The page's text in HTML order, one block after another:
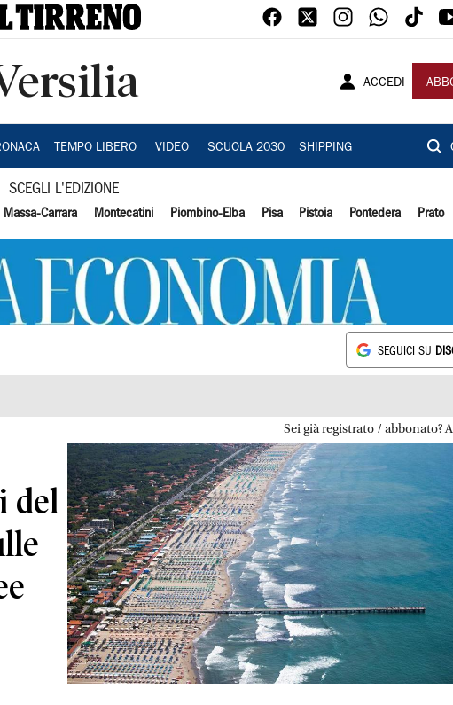
ACCEDI
TEMPO LIBERO VIDEO SCUOLA 2030 SHIPPING
SCEGLI L'EDIZIONE
Massa-Carrara Montecatini Piombino-Elba Pisa Pistoia Pontedera Prato
SEGUICI SU
Sei già registrato / abbonato?
del